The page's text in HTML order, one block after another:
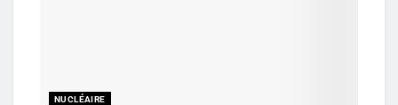
NUCLÉAIRE